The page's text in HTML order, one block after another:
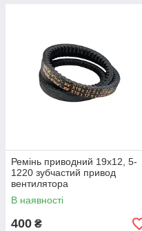
Ремінь приводний 19х12, 5-
1220 зубчастий привод
вентилятора
В наявності
400 ₴